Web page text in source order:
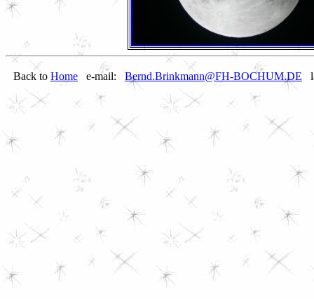
Back to Home e-mail: Bernd.Brinkmann@FH-BOCHUM.DE